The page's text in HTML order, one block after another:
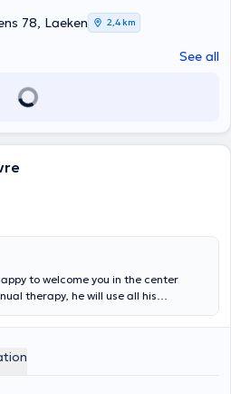
78, Laeken 2,4 km
See all
to welcome you in the center
therapy, he will use all his
redirect them if necessary. Content